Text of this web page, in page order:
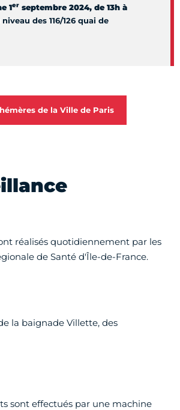
1erseptembre 2024, de 13h à
des 116/126 quai de
de la Ville de Paris
réalisés quotidiennement par les
de Santé d'Île-de-France.
la baignade Villette, des
sont effectués par une machine